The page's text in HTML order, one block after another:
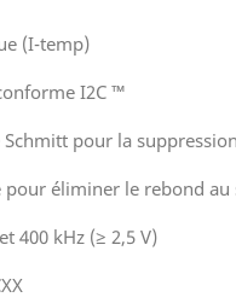
(I-temp)
I2C ™
Schmitt pour la
pour éliminer le rebond au
400 kHz (≥ 2,5 V)